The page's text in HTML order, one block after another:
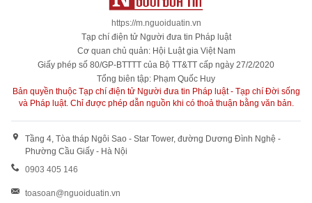
https://m.nguoiduatin.vn
Tạp chí điện tử Người đưa tin Pháp luật
Cơ quan chủ quản: Hội Luật gia Việt Nam
Giấy phép số 80/GP-BTTTT của Bộ TT&TT cấp ngày 27/2/2020
Tổng biên tập: Phạm Quốc Huy
Bản quyền thuộc Tạp chí điện tử Người đưa tin Pháp luật - Tạp chí Đời sống
và Pháp luật. Chỉ được phép dẫn nguồn khi có thoả thuận bằng văn bản.
Tầng 4, Tòa tháp Ngôi Sao - Star Tower, đường Dương Đình Nghệ -
Phường Cầu Giấy - Hà Nội
0903 405 146
toasoan@nguoiduatin.vn